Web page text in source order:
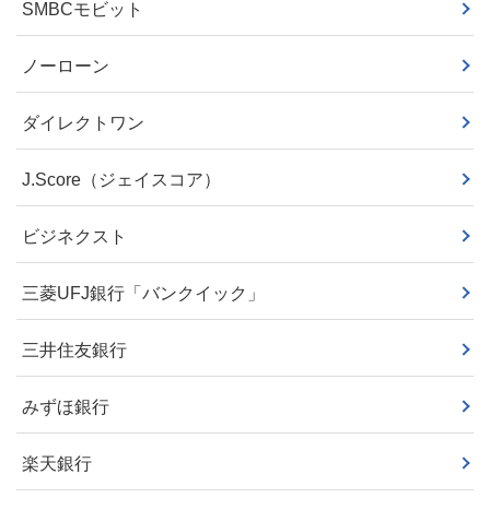
SMBCモビット
ノーローン
ダイレクトワン
J.Score（ジェイスコア）
ビジネクスト
三菱UFJ銀行「バンクイック」
三井住友銀行
みずほ銀行
楽天銀行